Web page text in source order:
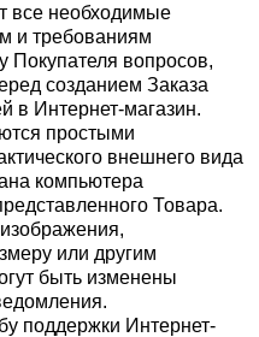
все необходимые
и требованиям
Покупателя вопросов,
созданием Заказа
в Интернет-магазин.
простыми
внешнего вида
компьютера
Товара.
или другим
быть изменены
поддержки Интернет-